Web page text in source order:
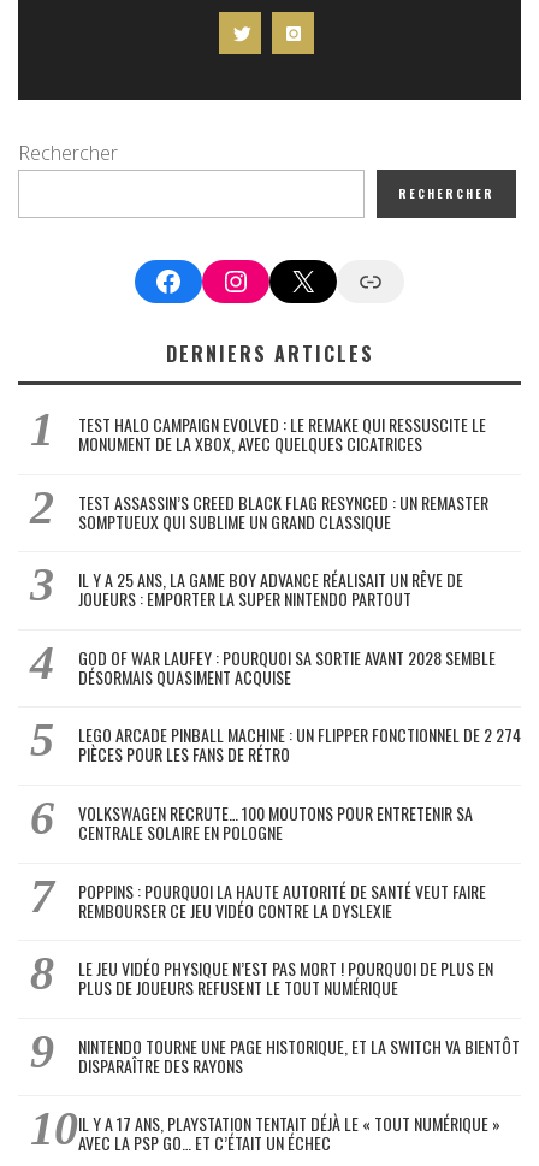
Rechercher
RECHERCHER
FacebookInstagram
X Google News
DERNIERS ARTICLES
TEST HALO CAMPAIGN EVOLVED : LE REMAKE QUI RESSUSCITE LE
MONUMENT DE LA XBOX, AVEC QUELQUES CICATRICES
TEST ASSASSIN’S CREED BLACK FLAG RESYNCED : UN REMASTER
SOMPTUEUX QUI SUBLIME UN GRAND CLASSIQUE
IL Y A 25 ANS, LA GAME BOY ADVANCE RÉALISAIT UN RÊVE DE
JOUEURS : EMPORTER LA SUPER NINTENDO PARTOUT
GOD OF WAR LAUFEY : POURQUOI SA SORTIE AVANT 2028 SEMBLE
DÉSORMAIS QUASIMENT ACQUISE
LEGO ARCADE PINBALL MACHINE : UN FLIPPER FONCTIONNEL DE 2 274
PIÈCES POUR LES FANS DE RÉTRO
VOLKSWAGEN RECRUTE… 100 MOUTONS POUR ENTRETENIR SA
CENTRALE SOLAIRE EN POLOGNE
POPPINS : POURQUOI LA HAUTE AUTORITÉ DE SANTÉ VEUT FAIRE
REMBOURSER CE JEU VIDÉO CONTRE LA DYSLEXIE
LE JEU VIDÉO PHYSIQUE N’EST PAS MORT ! POURQUOI DE PLUS EN
PLUS DE JOUEURS REFUSENT LE TOUT NUMÉRIQUE
NINTENDO TOURNE UNE PAGE HISTORIQUE, ET LA SWITCH VA BIENTÔT
DISPARAÎTRE DES RAYONS
IL Y A 17 ANS, PLAYSTATION TENTAIT DÉJÀ LE « TOUT NUMÉRIQUE »
AVEC LA PSP GO… ET C’ÉTAIT UN ÉCHEC